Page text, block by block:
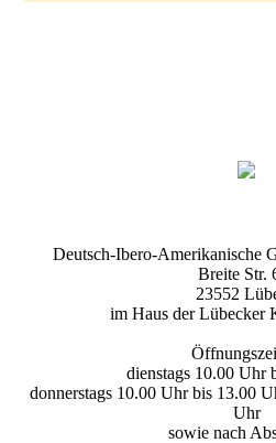
Deutsch-Ibero-Amerikanische
Breite Str.
23552
im Haus der Lübecker
dienstags 10.00 Uhr
donnerstags 10.00 Uhr bis 13.00
Uhr
sowie nach